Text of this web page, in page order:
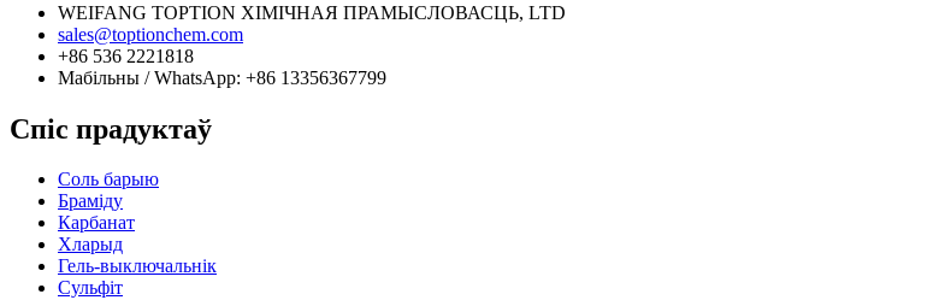
WEIFANG TOPTION ХІМІЧНАЯ ПРАМЫСЛОВАСЦЬ, LTD
sales@toptionchem.com
+86 536 2221818
Мабільны / WhatsApp: +86 13356367799
Спіс прадуктаў
Соль барыю
Браміду
Карбанат
Хларыд
Гель-выключальнік
Сульфіт